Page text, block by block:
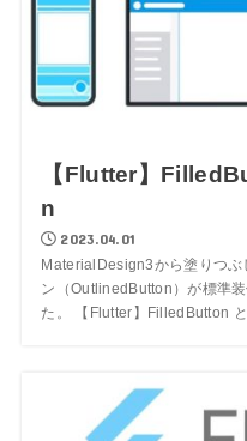
【Flutter】
n
2023.04.01
MaterialDesign3から塗りつ
ン（OutlinedButton）が標準
た。 【Flutter】FilledButton と